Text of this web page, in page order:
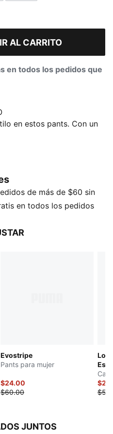
AL CARRITO
en todos los pedidos que
en estos pants. Con un
con cordón interno
y puños, son perfectos
casuales.
un 20% de algodón
de más de $60 sin
en todos los pedidos
Evostripe
Pants para mujer
$24.00
$60.00
JUNTOS